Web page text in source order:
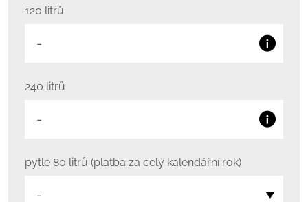
120 litrů
240 litrů
pytle 80 litrů (platba za celý kalendářní rok)